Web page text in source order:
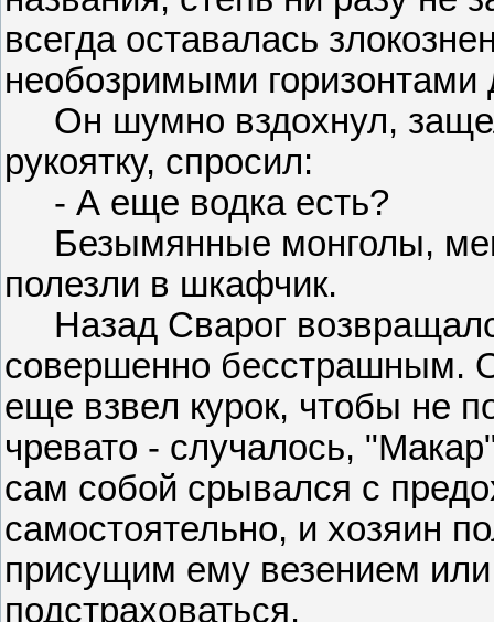
всегда оставалась
необозримыми горизонтами
Он шумно вздохнул,
рукоятку, спросил:
- А еще водка есть?
Безымянные монголы,
полезли в шкафчик.
Назад Сварог
совершенно бесстрашным.
еще взвел курок, чтобы не
чревато - случалось,
сам собой срывался с
самостоятельно, и хозяин
присущим ему везением
подстраховаться.